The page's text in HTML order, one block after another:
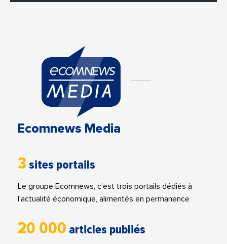
Ecomnews Media
3 sites portails
Le groupe Ecomnews, c'est trois portails dédiés à
l'actualité économique, alimentés en permanence
20 000 articles publiés